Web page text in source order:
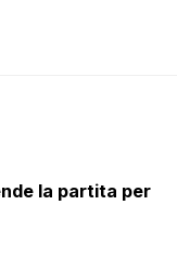
la partita per